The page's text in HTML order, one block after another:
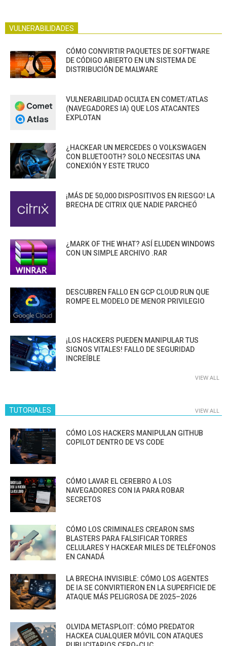
VULNERABILIDADES
CÓMO CONVIRTIR PAQUETES DE SOFTWARE
DE CÓDIGO ABIERTO EN UN SISTEMA DE
DISTRIBUCIÓN DE MALWARE
VULNERABILIDAD OCULTA EN COMET/ATLAS
(NAVEGADORES IA) QUE LOS ATACANTES
EXPLOTAN
¿HACKEAR UN MERCEDES O VOLKSWAGEN
CON BLUETOOTH? SOLO NECESITAS UNA
CONEXIÓN Y ESTE TRUCO
¡MÁS DE 50,000 DISPOSITIVOS EN RIESGO! LA
BRECHA DE CITRIX QUE NADIE PARCHEÓ
¿MARK OF THE WHAT? ASÍ ELUDEN WINDOWS
CON UN SIMPLE ARCHIVO .RAR
DESCUBREN FALLO EN GCP CLOUD RUN QUE
ROMPE EL MODELO DE MENOR PRIVILEGIO
¡LOS HACKERS PUEDEN MANIPULAR TUS
SIGNOS VITALES! FALLO DE SEGURIDAD
INCREÍBLE
VIEW ALL
TUTORIALES VIEW ALL
CÓMO LOS HACKERS MANIPULAN GITHUB
COPILOT DENTRO DE VS CODE
CÓMO LAVAR EL CEREBRO A LOS
NAVEGADORES CON IA PARA ROBAR
SECRETOS
CÓMO LOS CRIMINALES CREARON SMS
BLASTERS PARA FALSIFICAR TORRES
CELULARES Y HACKEAR MILES DE TELÉFONOS
EN CANADÁ
LA BRECHA INVISIBLE: CÓMO LOS AGENTES
DE IA SE CONVIRTIERON EN LA SUPERFICIE DE
ATAQUE MÁS PELIGROSA DE 2025–2026
OLVIDA METASPLOIT: CÓMO PREDATOR
HACKEA CUALQUIER MÓVIL CON ATAQUES